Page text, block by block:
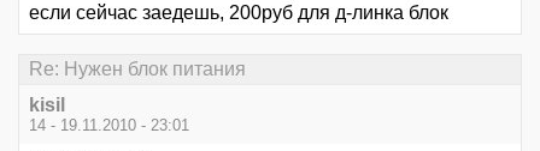
если сейчас заедешь, 200руб для д-линка блок
Re: Нужен блок питания
kisil
14 - 19.11.2010 - 23:01